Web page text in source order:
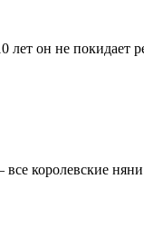
лет он не покидает
все королевские